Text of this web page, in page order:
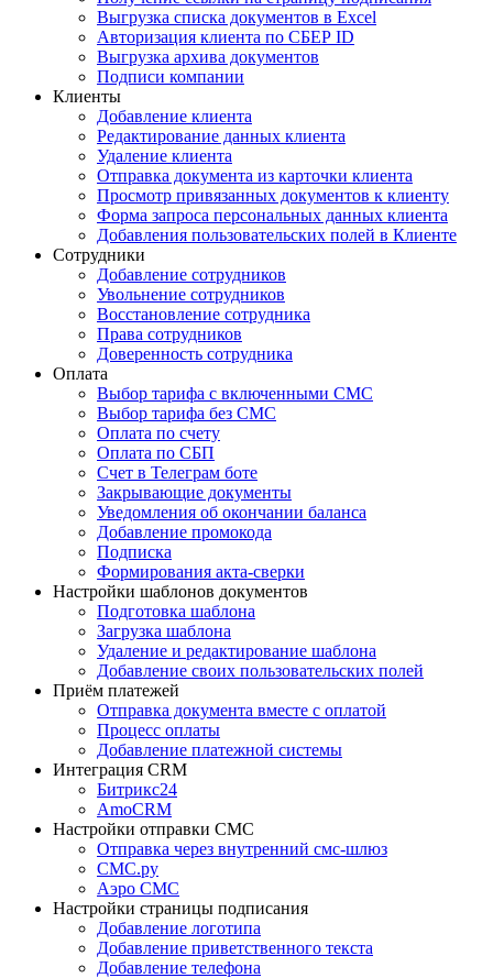
Выгрузка списка документов в Excel
Авторизация клиента по СБЕР ID
Выгрузка архива документов
Подписи компании
Клиенты
Добавление клиента
Редактирование данных клиента
Удаление клиента
Отправка документа из карточки клиента
Просмотр привязанных документов к клиенту
Форма запроса персональных данных клиента
Добавления пользовательских полей в Клиенте
Сотрудники
Добавление сотрудников
Увольнение сотрудников
Восстановление сотрудника
Права сотрудников
Доверенность сотрудника
Оплата
Выбор тарифа с включенными СМС
Выбор тарифа без СМС
Оплата по счету
Оплата по СБП
Счет в Телеграм боте
Закрывающие документы
Уведомления об окончании баланса
Добавление промокода
Подписка
Формирования акта-сверки
Настройки шаблонов документов
Подготовка шаблона
Загрузка шаблона
Удаление и редактирование шаблона
Добавление своих пользовательских полей
Приём платежей
Отправка документа вместе с оплатой
Процесс оплаты
Добавление платежной системы
Интеграция CRM
Битрикс24
AmoCRM
Настройки отправки СМС
Отправка через внутренний смс-шлюз
СМС.ру
Аэро СМС
Настройки страницы подписания
Добавление логотипа
Добавление приветственного текста
Добавление телефона